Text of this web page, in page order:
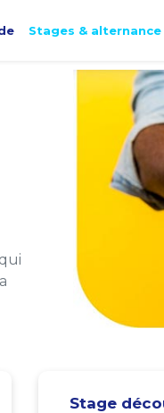
Stages & alternance
Stage